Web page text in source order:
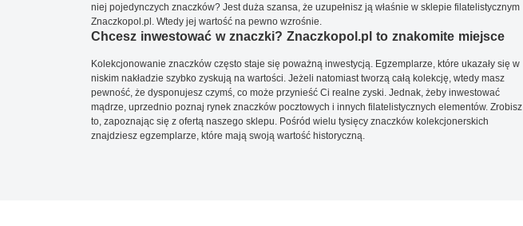
niej pojedynczych znaczków? Jest duża szansa, że uzupełnisz ją właśnie w sklepie filatelistycznym
Znaczkopol.pl. Wtedy jej wartość na pewno wzrośnie.
Chcesz inwestować w znaczki? Znaczkopol.pl to znakomite miejsce
Kolekcjonowanie znaczków często staje się poważną inwestycją. Egzemplarze, które ukazały się w
niskim nakładzie szybko zyskują na wartości. Jeżeli natomiast tworzą całą kolekcję, wtedy masz
pewność, że dysponujesz czymś, co może przynieść Ci realne zyski. Jednak, żeby inwestować
mądrze, uprzednio poznaj rynek znaczków pocztowych i innych filatelistycznych elementów. Zrobisz
to, zapoznając się z ofertą naszego sklepu. Pośród wielu tysięcy znaczków kolekcjonerskich
znajdziesz egzemplarze, które mają swoją wartość historyczną.